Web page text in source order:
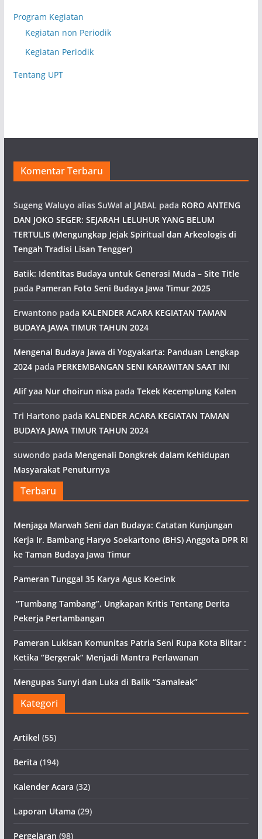
Program Kegiatan
Kegiatan non Periodik
Kegiatan Periodik
Tentang UPT
Komentar Terbaru
Sugeng Waluyo alias SuWal al JABAL pada RORO ANTENG
DAN JOKO SEGER: SEJARAH LELUHUR YANG BELUM
TERTULIS (Mengungkap Jejak Spiritual dan Arkeologis di
Tengah Tradisi Lisan Tengger)
Batik: Identitas Budaya untuk Generasi Muda – Site Title
pada Pameran Foto Seni Budaya Jawa Timur 2025
Erwantono pada KALENDER ACARA KEGIATAN TAMAN
BUDAYA JAWA TIMUR TAHUN 2024
Mengenal Budaya Jawa di Yogyakarta: Panduan Lengkap
2024pada PERKEMBANGAN SENI KARAWITAN SAAT INI
Alif yaa Nur choirun nisa pada Tekek Kecemplung Kalen
Tri Hartono pada KALENDER ACARA KEGIATAN TAMAN
BUDAYA JAWA TIMUR TAHUN 2024
suwondo pada Mengenali Dongkrek dalam Kehidupan
Masyarakat Penuturnya
Terbaru
Menjaga Marwah Seni dan Budaya: Catatan Kunjungan
Kerja Ir. Bambang Haryo Soekartono (BHS) Anggota DPR RI
ke Taman Budaya Jawa Timur
Pameran Tunggal 35 Karya Agus Koecink
“Tumbang Tambang”, Ungkapan Kritis Tentang Derita
Pekerja Pertambangan
Pameran Lukisan Komunitas Patria Seni Rupa Kota Blitar :
Ketika “Bergerak” Menjadi Mantra Perlawanan
Mengupas Sunyi dan Luka di Balik “Samaleak”
Kategori
Artikel (55)
Berita (194)
Kalender Acara (32)
Laporan Utama (29)
Pergelaran (98)